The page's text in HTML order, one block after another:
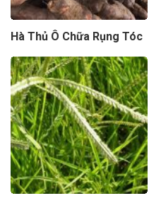
Hà Thủ Ô Chữa Rụng Tóc